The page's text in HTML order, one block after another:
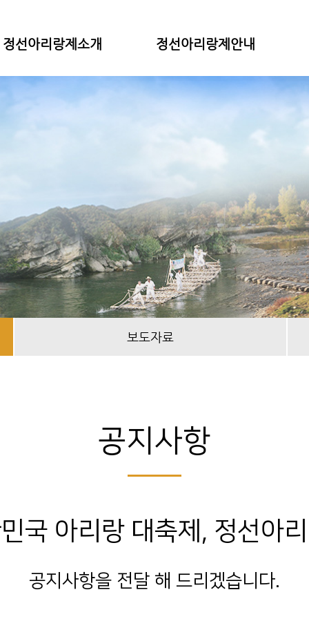
정선아리랑제소개 정선아리랑제안내
보도자료
공지사항
국 아리랑 대축제, 정선아
공지사항을 전달 해 드리겠습니다.